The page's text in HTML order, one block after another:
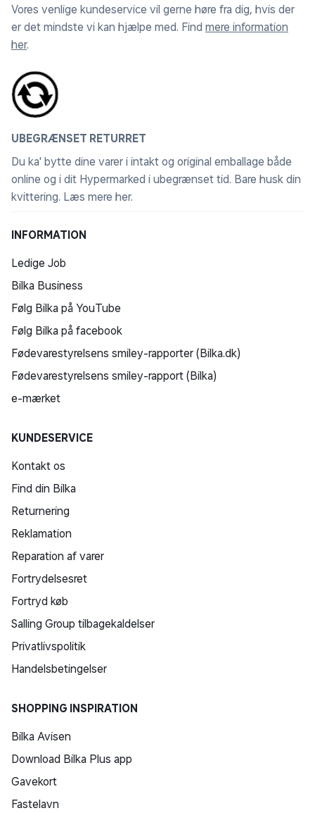
Vores venlige kundeservice vil gerne høre fra dig, hvis der
er det mindste vi kan hjælpe med. Find mere information
her.
UBEGRÆNSET RETURRET
Du ka' bytte dine varer i intakt og original emballage både
online og i dit Hypermarked i ubegrænset tid. Bare husk din
kvittering. Læs mere her.
INFORMATION
Ledige Job
Bilka Business
Følg Bilka på YouTube
Følg Bilka på facebook
Fødevarestyrelsens smiley-rapporter (Bilka.dk)
Fødevarestyrelsens smiley-rapport (Bilka)
e-mærket
KUNDESERVICE
Kontakt os
Find din Bilka
Returnering
Reklamation
Reparation af varer
Fortrydelsesret
Fortryd køb
Salling Group tilbagekaldelser
Privatlivspolitik
Handelsbetingelser
SHOPPING INSPIRATION
Bilka Avisen
Download Bilka Plus app
Gavekort
Fastelavn